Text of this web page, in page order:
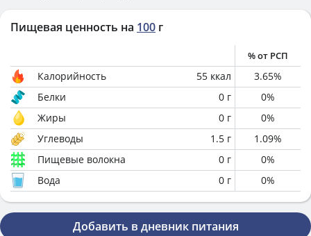
Пищевая ценность на 100 г
% от РСП
Калорийность 55 ккал 3.65%
Белки
0 г 0%
Жиры
0 г 0%
Углеводы
1.5 г 1.09%
Пищевые волокна
0 г 0%
Вода
0 г 0%
Добавить в дневник питания